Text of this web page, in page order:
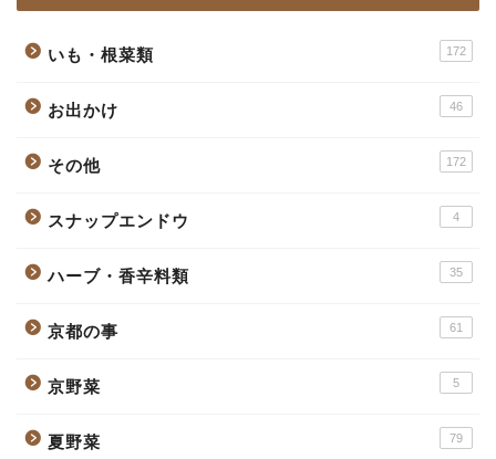
いも・根菜類 172
お出かけ 46
その他 172
スナップエンドウ 4
ハーブ・香辛料類 35
京都の事 61
京野菜 5
夏野菜 79